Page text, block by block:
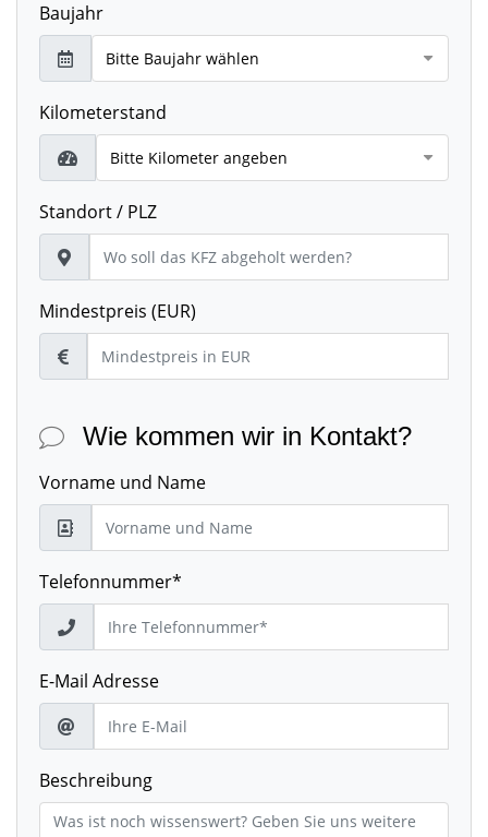
Baujahr
Kilometerstand
Standort / PLZ
Mindestpreis (EUR)
Wie kommen wir in Kontakt?
Vorname und Name
Telefonnummer*
E-Mail Adresse
Beschreibung